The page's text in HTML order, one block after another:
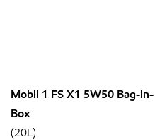
Mobil 1 FS X1 5W50 Bag-in-
Box
(20L)